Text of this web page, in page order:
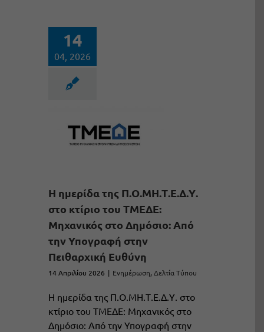
14
04, 2026
H ημερίδα της Π.Ο.ΜΗ.Τ.Ε.Δ.Υ.
στο κτίριο του ΤΜΕΔΕ:
Μηχανικός στο Δημόσιο: Από
την Υπογραφή στην
Πειθαρχική Ευθύνη
14 Απριλίου 2026 | Ενημέρωση, Δελτία Τύπου
H ημερίδα της Π.Ο.ΜΗ.Τ.Ε.Δ.Υ. στο
κτίριο του ΤΜΕΔΕ: Μηχανικός στο
Δημόσιο: Από την Υπογραφή στην